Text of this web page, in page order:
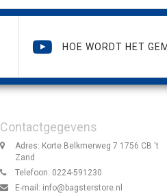
HOE WORDT HET
Contactgegevens
Adres: Korte Belkmerweg 7 1756 CB 't
Zand
Telefoon: 0224-591230
E-mail: info@bagsterstore.nl